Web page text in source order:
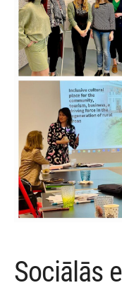
Sociālās